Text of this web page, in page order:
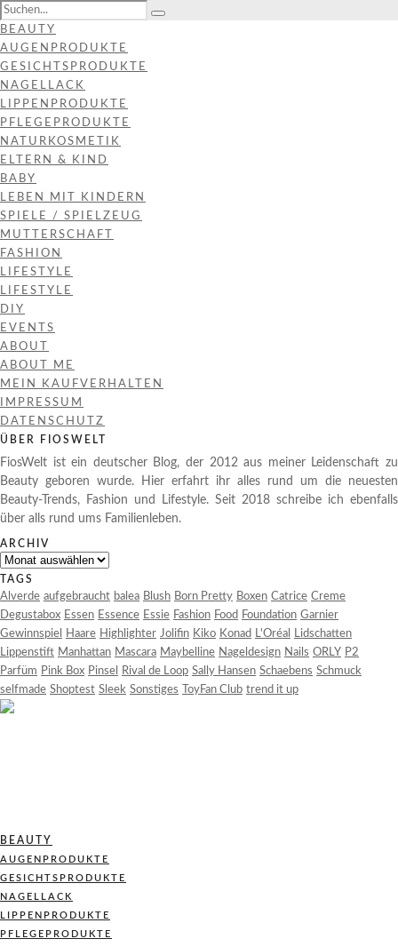
BEAUTY
AUGENPRODUKTE
GESICHTSPRODUKTE
NAGELLACK
LIPPENPRODUKTE
PFLEGEPRODUKTE
NATURKOSMETIK
ELTERN & KIND
BABY
LEBEN MIT KINDERN
SPIELE / SPIELZEUG
MUTTERSCHAFT
FASHION
LIFESTYLE
LIFESTYLE
DIY
EVENTS
ABOUT
ABOUT ME
MEIN KAUFVERHALTEN
IMPRESSUM
DATENSCHUTZ
ÜBER FIOSWELT
FiosWelt ist ein deutscher Blog, der 2012 aus meiner Leidenschaft zu
Beauty geboren wurde. Hier erfahrt ihr alles rund um die neuesten
Beauty-Trends, Fashion und Lifestyle. Seit 2018 schreibe ich ebenfalls
über alls rund ums Familienleben.
ARCHIV
Archiv
TAGS
Alverde aufgebraucht balea Blush Born Pretty Boxen Catrice Creme
Degustabox Essen Essence Essie Fashion Food Foundation Garnier
Gewinnspiel
Haare Highlighter Jolifin Kiko Konad L'Oréal
Lidschatten
Lippenstift Manhattan Mascara Maybelline Nageldesign Nails ORLY P2
Parfüm Pink Box Pinsel Rival de Loop Sally Hansen Schaebens Schmuck
selfmade Shoptest Sleek Sonstiges ToyFan Club trend it up
BEAUTY
AUGENPRODUKTE
GESICHTSPRODUKTE
NAGELLACK
LIPPENPRODUKTE
PFLEGEPRODUKTE